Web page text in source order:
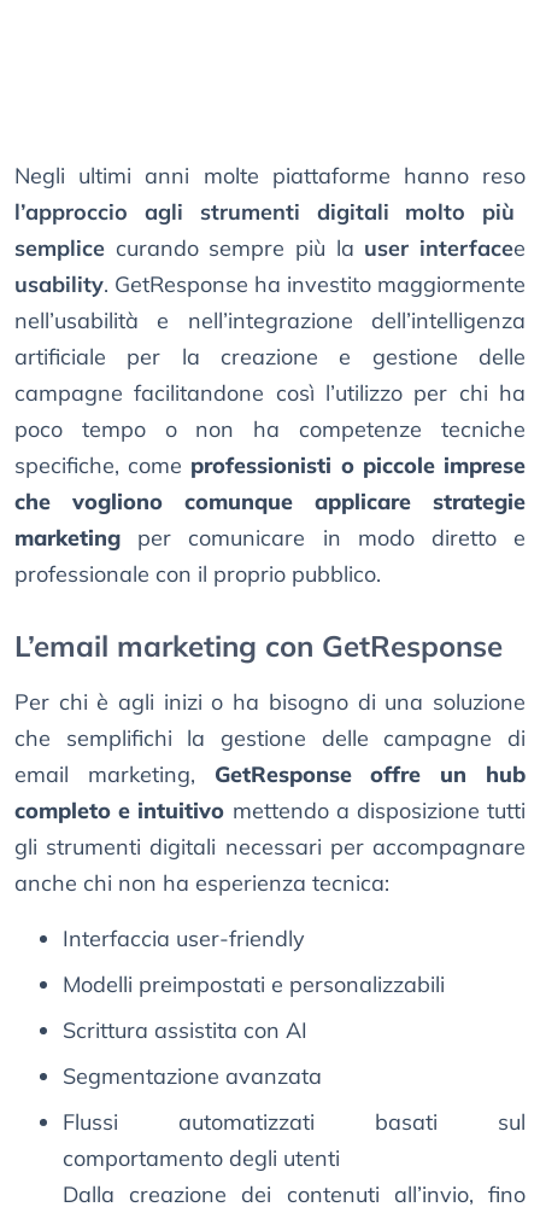
Negli ultimi anni molte piattaforme hanno reso
l’approccio agli strumenti digitali molto più
semplice curando sempre più la user interfacee
usability. GetResponse ha investito maggiormente
nell’usabilità e nell’integrazione dell’intelligenza
artificiale per la creazione e gestione delle
campagne facilitandone così l’utilizzo per chi ha
poco tempo o non ha competenze tecniche
specifiche, come professionisti o piccole imprese
che vogliono comunque applicare strategie
marketing per comunicare in modo diretto e
professionale con il proprio pubblico.
L’email marketing con GetResponse
Per chi è agli inizi o ha bisogno di una soluzione
che semplifichi la gestione delle campagne di
email marketing, GetResponse offre un hub
completo e intuitivo mettendo a disposizione tutti
gli strumenti digitali necessari per accompagnare
anche chi non ha esperienza tecnica:
Interfaccia user-friendly
Modelli preimpostati e personalizzabili
Scrittura assistita con AI
Segmentazione avanzata
Flussi automatizzati basati sul
comportamento degli utenti
Dalla creazione dei contenuti all’invio, fino